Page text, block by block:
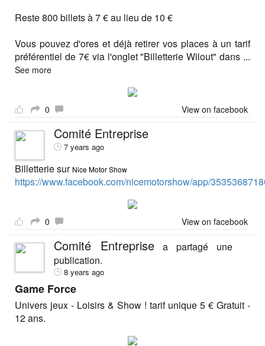
Reste 800 billets à 7 € au lieu de 10 €
Vous pouvez d'ores et déjà retirer vos places à un tarif
préférentiel de 7€ via l'onglet "Billetterie Wilout" dans ...
See more
0 View on facebook
Comité Entreprise
7 years ago
Billetterie sur Nice Motor Show
https://www.facebook.com/nicemotorshow/app/
0 View on facebook
Comité Entreprise a partagé une
publication.
8 years ago
Game Force
Univers jeux - Loisirs & Show ! tarif unique 5 € Gratuit -
12 ans.